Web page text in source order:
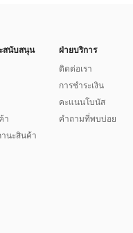
สนับสนุน
า
นะสินค้า
ฝ่ายบริการ
ติดต่อเรา
การชำระเงิน
คะแนนโบนัส
คำถามที่พบบ่อย